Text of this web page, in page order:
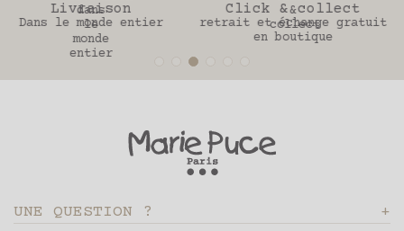
Click & collect
retrait et échange gratuit
en boutique
30 jours
Pour changer d’avis
UNE QUESTION ?